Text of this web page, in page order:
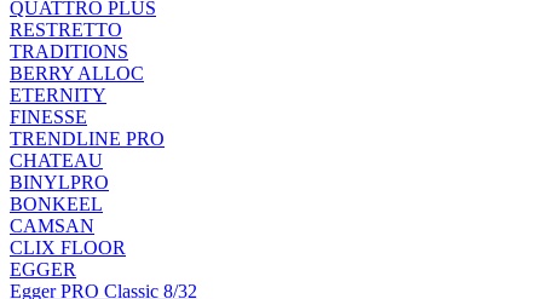
QUATTRO PLUS
RESTRETTO
TRADITIONS
BERRY ALLOC
ETERNITY
FINESSE
TRENDLINE PRO
CHATEAU
BINYLPRO
BONKEEL
CAMSAN
CLIX FLOOR
EGGER
Egger PRO Classic 8/32